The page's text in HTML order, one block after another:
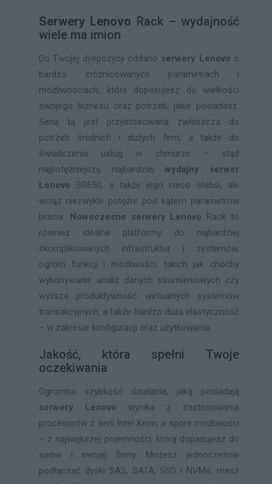
Serwery Lenovo Rack – wydajność
wiele ma imion
Do Twojej dyspozycji oddano serwery Lenovo o
bardzo zróżnicowanych parametrach i
możliwościach, które dopasujesz do wielkości
swojego biznesu oraz potrzeb, jakie posiadasz.
Seria ta jest przystosowana zwłaszcza do
potrzeb średnich i dużych firm, a także do
świadczenia usług w chmurze – stąd
najpotężniejszy, najbardziej wydajny
serwer
Lenovo SR650, a także jego nieco słabsi, ale
wciąż niezwykle potężni pod kątem parametrów
bracia.
Nowoczesne serwery Lenovo Rack to
również idealne platformy do najbardziej
skomplikowanych infrastruktur i systemów,
ogrom funkcji i możliwości, takich jak choćby
wykonywanie analiz danych strumieniowych czy
wyższa produktywność wirtualnych systemów
transakcyjnych, a także bardzo duża elastyczność
– w zakresie konfiguracji oraz użytkowania.
Jakość, która spełni Twoje
oczekiwania
Ogromna szybkość działania, jaką posiadają
serwery Lenovo wynika z zastosowania
procesorów z serii Intel Xeon, a spore możliwości
– z największej pojemności, którą dopasujesz do
siebie i swojej firmy. Możesz jednocześnie
podłączać dyski SAS, SATA, SSD i NVMe, masz